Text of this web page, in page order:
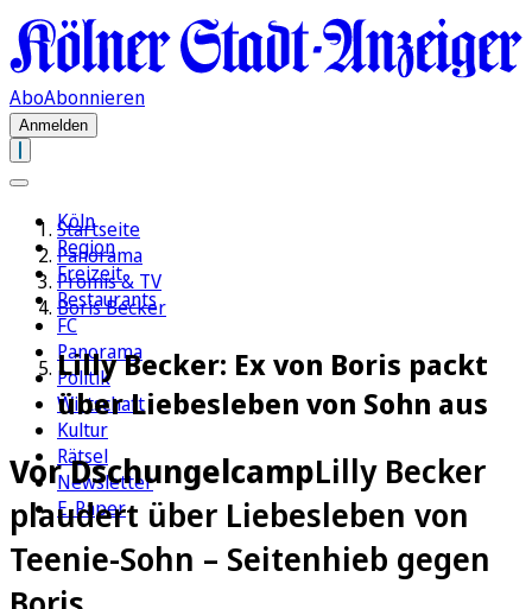
AboAbonnieren
Anmelden
Köln
Region
Freizeit
Restaurants
FC
Panorama
Politik
Wirtschaft
Kultur
Rätsel
Newsletter
E-Paper
Startseite
Panorama
Promis & TV
Boris Becker
Lilly Becker: Ex von Boris packt
über Liebesleben von Sohn aus
Vor DschungelcampLilly Becker
plaudert über Liebesleben von
Teenie-Sohn – Seitenhieb gegen